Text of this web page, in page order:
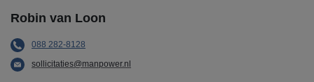
Robin van Loon
088 282-8128
sollicitaties@manpower.nl